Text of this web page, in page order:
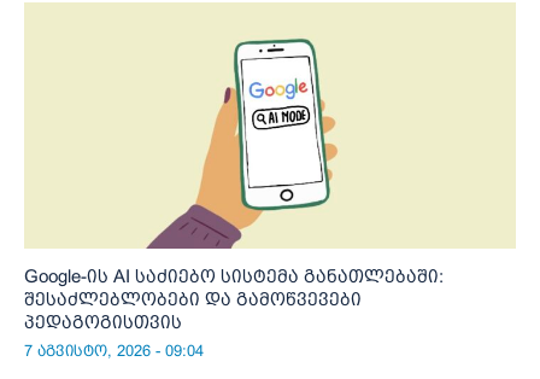
Google-ის AI საძიებო სისტემა განათლებაში:
შესაძლებლობები და გამოწვევები
პედაგოგისთვის
7 აგვისტო, 2026 - 09:04